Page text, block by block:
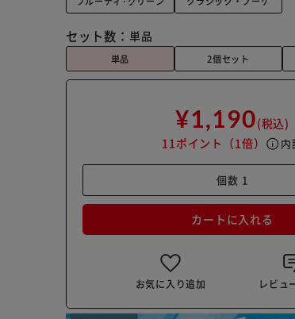
セット数： 単品
単品 2個セット
¥1,190(税込)
11ポイント （1倍） info 内
カートに入れる
お気に入り追加 レビュ